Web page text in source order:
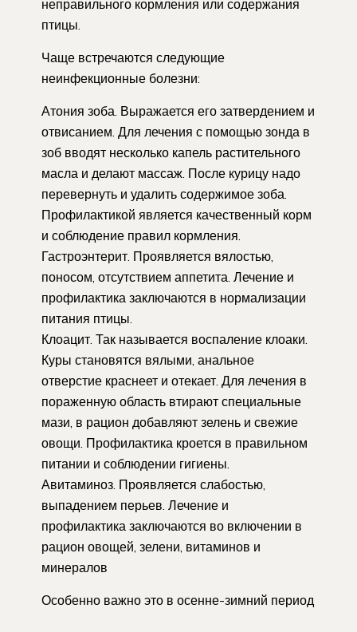
неправильного кормления или содержания
птицы.
Чаще встречаются следующие
неинфекционные болезни:
Атония зоба. Выражается его затвердением и
отвисанием. Для лечения с помощью зонда в
зоб вводят несколько капель растительного
масла и делают массаж. После курицу надо
перевернуть и удалить содержимое зоба.
Профилактикой является качественный корм
и соблюдение правил кормления.
Гастроэнтерит. Проявляется вялостью,
поносом, отсутствием аппетита. Лечение и
профилактика заключаются в нормализации
питания птицы.
Клоацит. Так называется воспаление клоаки.
Куры становятся вялыми, анальное
отверстие краснеет и отекает. Для лечения в
пораженную область втирают специальные
мази, в рацион добавляют зелень и свежие
овощи. Профилактика кроется в правильном
питании и соблюдении гигиены.
Авитаминоз. Проявляется слабостью,
выпадением перьев. Лечение и
профилактика заключаются во включении в
рацион овощей, зелени, витаминов и
минералов
Особенно важно это в осенне-зимний период